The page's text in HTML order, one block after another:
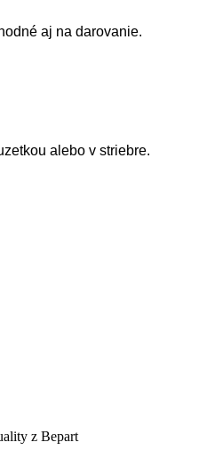
aj na darovanie.
alebo v striebre.
z Bepart